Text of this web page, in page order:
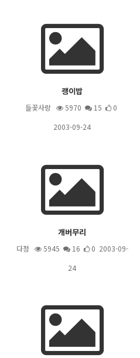
괭이밥
들꽃사랑 5970 15
0
2003-09-24
개버무리
다정 5945 16
0 2003-09-
24